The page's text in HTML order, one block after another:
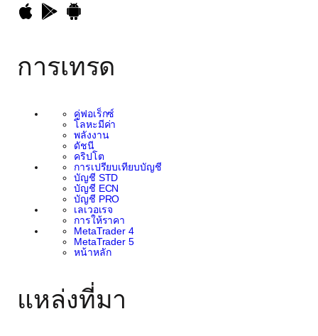
การเทรด
คู่ฟอเร็กซ์
โลหะมีค่า
พลังงาน
ดัชนี
คริปโต
การเปรียบเทียบบัญชี
บัญชี STD
บัญชี ECN
บัญชี PRO
เลเวอเรจ
การให้ราคา
MetaTrader 4
MetaTrader 5
หน้าหลัก
แหล่งที่มา